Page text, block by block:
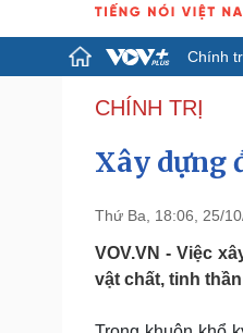
Chính
Chính trị
Tổ chức nhân sự
Quốc hội
Pháp luật
CHÍNH TRỊ
Xây dựng
Thứ Ba, 18:06, 25/
VOV.VN - Việc
vật chất, tinh